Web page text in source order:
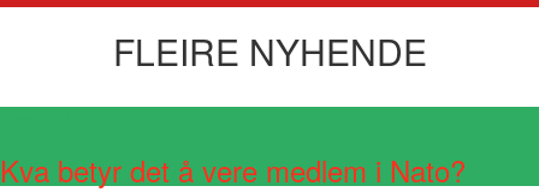
FLEIRE NYHENDE
Kva betyr det å vere medlem i Nato?